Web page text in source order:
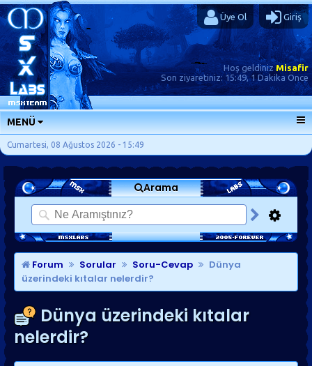
Üye Ol Giriş
Hoş geldinizMisafir
Son ziyaretiniz: 15:49, 1 Dakika Önce
MENÜ
ANA SAYFA
FORUMLAR
SORU-CEVAP
GÜNLÜKLER
SON MESAJLAR
KISAYOLLAR
Cumartesi, 08 Ağustos 2026 - 15:49
Arama
Forum Sorular Soru-Cevap
Dünya
üzerindeki kıtalar nelerdir?
Dünya üzerindeki kıtalar
nelerdir?